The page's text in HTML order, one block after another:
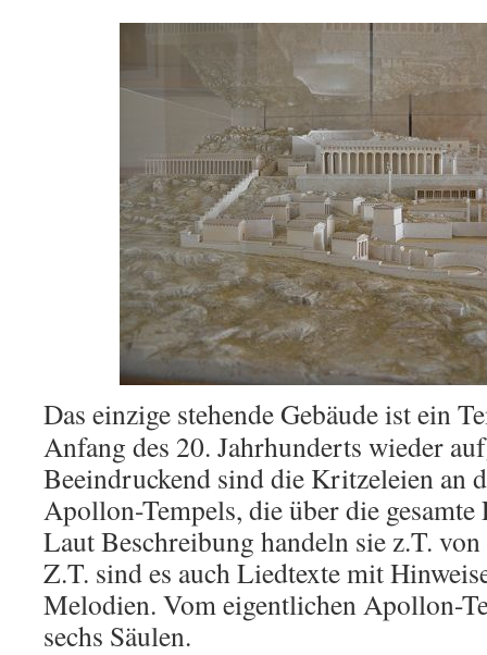
Das einzige stehende Gebäude ist ein
Anfang des 20. Jahrhunderts wieder
Beeindruckend sind die Kritzeleien an
Apollon-Tempels, die über die
Laut Beschreibung handeln sie z.T.
Z.T. sind es auch Liedtexte mit
Melodien. Vom eigentlichen Apollon-
sechs Säulen.